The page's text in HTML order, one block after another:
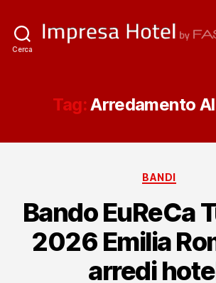
Cerca
Tag:Arredamento
Categorie
BANDI
Bando EuReCa
2026 Emilia
arredi